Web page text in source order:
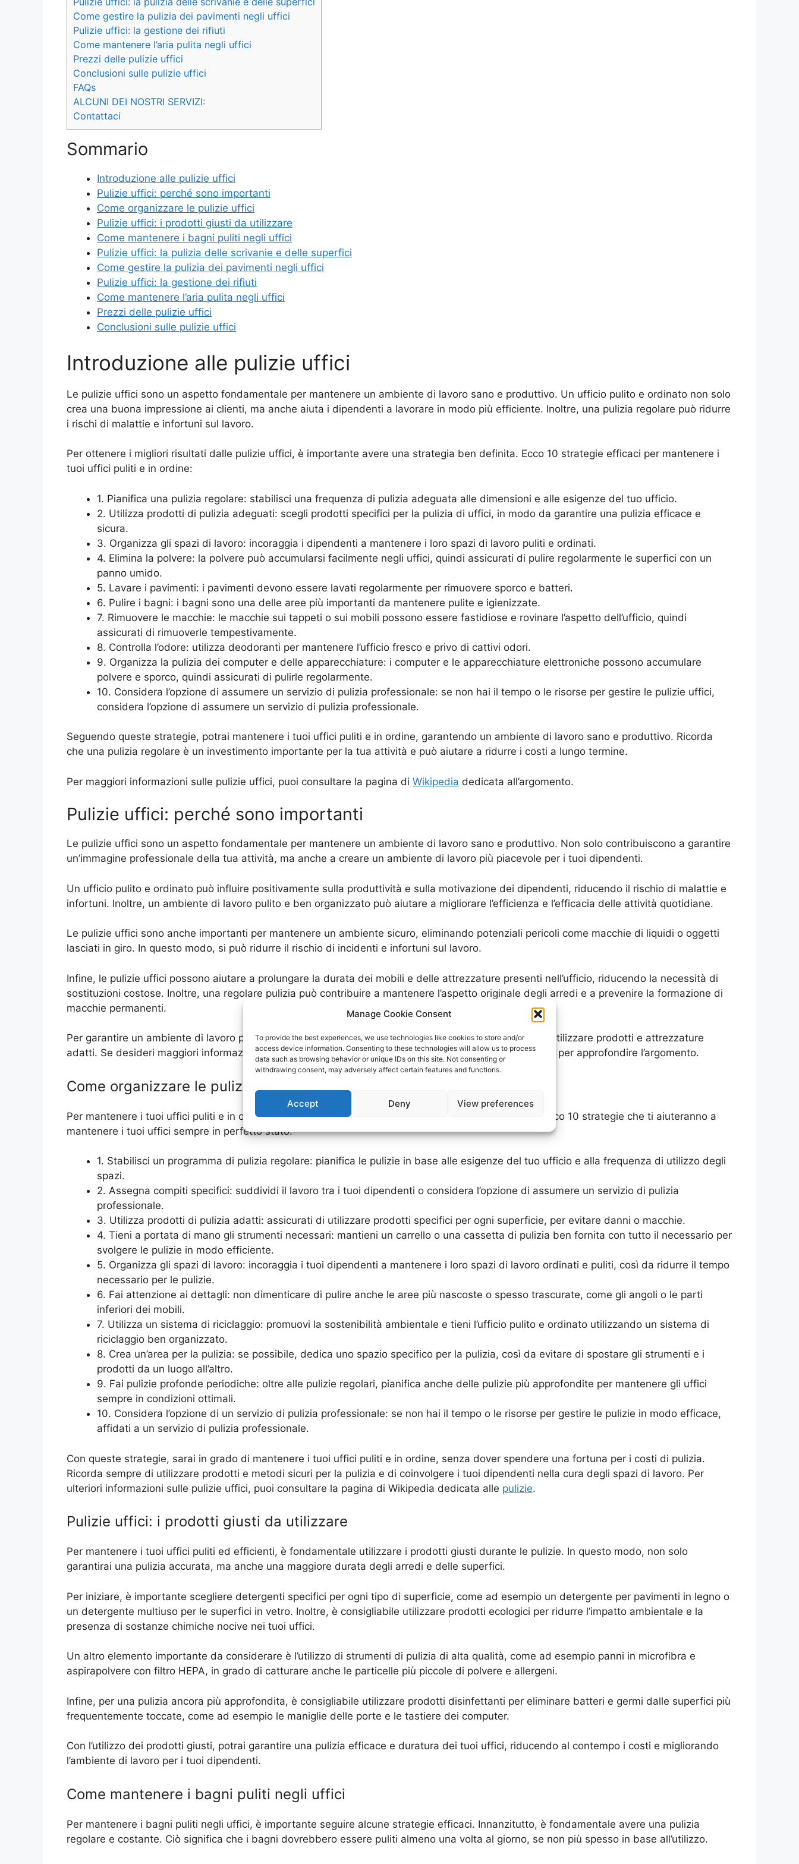
Manage Cookie Consent
To provide the best experiences, we use technologies like cookies to store and/or
access device information. Consenting to these technologies will allow us to process
data such as browsing behavior or unique IDs on this site. Not consenting or
withdrawing consent, may adversely affect certain features and functions.
Accept Deny View preferences
Come gestire la pulizia dei pavimenti negli uffici
Pulizie uffici: la gestione dei rifiuti
Come mantenere l’aria pulita negli uffici
Prezzi delle pulizie uffici
Conclusioni sulle pulizie uffici
FAQs
ALCUNI DEI NOSTRI SERVIZI:
Contattaci
Sommario
Introduzione alle pulizie uffici
Pulizie uffici: perché sono importanti
Come organizzare le pulizie uffici
Pulizie uffici: i prodotti giusti da utilizzare
Come mantenere i bagni puliti negli uffici
Pulizie uffici: la pulizia delle scrivanie e delle superfici
Come gestire la pulizia dei pavimenti negli uffici
Pulizie uffici: la gestione dei rifiuti
Come mantenere l’aria pulita negli uffici
Prezzi delle pulizie uffici
Conclusioni sulle pulizie uffici
Introduzione alle pulizie uffici
Le pulizie uffici sono un aspetto fondamentale per mantenere un ambiente di lavoro sano e produttivo. Un ufficio pulito e ordinato non solo
crea una buona impressione ai clienti, ma anche aiuta i dipendenti a lavorare in modo più efficiente. Inoltre, una pulizia regolare può ridurre
i rischi di malattie e infortuni sul lavoro.
Per ottenere i migliori risultati dalle pulizie uffici, è importante avere una strategia ben definita. Ecco 10 strategie efficaci per mantenere i
tuoi uffici puliti e in ordine:
1. Pianifica una pulizia regolare: stabilisci una frequenza di pulizia adeguata alle dimensioni e alle esigenze del tuo ufficio.
2. Utilizza prodotti di pulizia adeguati: scegli prodotti specifici per la pulizia di uffici, in modo da garantire una pulizia efficace e
sicura.
3. Organizza gli spazi di lavoro: incoraggia i dipendenti a mantenere i loro spazi di lavoro puliti e ordinati.
4. Elimina la polvere: la polvere può accumularsi facilmente negli uffici, quindi assicurati di pulire regolarmente le superfici con un
panno umido.
5. Lavare i pavimenti: i pavimenti devono essere lavati regolarmente per rimuovere sporco e batteri.
6. Pulire i bagni: i bagni sono una delle aree più importanti da mantenere pulite e igienizzate.
7. Rimuovere le macchie: le macchie sui tappeti o sui mobili possono essere fastidiose e rovinare l’aspetto dell’ufficio, quindi
assicurati di rimuoverle tempestivamente.
8. Controlla l’odore: utilizza deodoranti per mantenere l’ufficio fresco e privo di cattivi odori.
9. Organizza la pulizia dei computer e delle apparecchiature: i computer e le apparecchiature elettroniche possono accumulare
polvere e sporco, quindi assicurati di pulirle regolarmente.
10. Considera l’opzione di assumere un servizio di pulizia professionale: se non hai il tempo o le risorse per gestire le pulizie uffici,
considera l’opzione di assumere un servizio di pulizia professionale.
Seguendo queste strategie, potrai mantenere i tuoi uffici puliti e in ordine, garantendo un ambiente di lavoro sano e produttivo. Ricorda
che una pulizia regolare è un investimento importante per la tua attività e può aiutare a ridurre i costi a lungo termine.
Per maggiori informazioni sulle pulizie uffici, puoi consultare la pagina di Wikipedia dedicata all’argomento.
Pulizie uffici: perché sono importanti
Le pulizie uffici sono un aspetto fondamentale per mantenere un ambiente di lavoro sano e produttivo. Non solo contribuiscono a garantire
un’immagine professionale della tua attività, ma anche a creare un ambiente di lavoro più piacevole per i tuoi dipendenti.
Un ufficio pulito e ordinato può influire positivamente sulla produttività e sulla motivazione dei dipendenti, riducendo il rischio di malattie e
infortuni. Inoltre, un ambiente di lavoro pulito e ben organizzato può aiutare a migliorare l’efficienza e l’efficacia delle attività quotidiane.
Le pulizie uffici sono anche importanti per mantenere un ambiente sicuro, eliminando potenziali pericoli come macchie di liquidi o oggetti
lasciati in giro. In questo modo, si può ridurre il rischio di incidenti e infortuni sul lavoro.
Infine, le pulizie uffici possono aiutare a prolungare la durata dei mobili e delle attrezzature presenti nell’ufficio, riducendo la necessità di
sostituzioni costose. Inoltre, una regolare pulizia può contribuire a mantenere l’aspetto originale degli arredi e a prevenire la formazione di
macchie permanenti.
Per garantire un ambiente di lavoro pulito e sicuro, è importante affidarsi a professionisti qualificati e utilizzare prodotti e attrezzature
adatti. Se desideri maggiori informazioni sulle pulizie uffici, puoi consultare la voce di WikipediaPulizia per approfondire l’argomento.
Come organizzare le pulizie uffici
Per mantenere i tuoi uffici puliti e in ordine, è fondamentale organizzare le pulizie in modo efficace. Ecco 10 strategie che ti aiuteranno a
mantenere i tuoi uffici sempre in perfetto stato.
1. Stabilisci un programma di pulizia regolare: pianifica le pulizie in base alle esigenze del tuo ufficio e alla frequenza di utilizzo degli
spazi.
2. Assegna compiti specifici: suddividi il lavoro tra i tuoi dipendenti o considera l’opzione di assumere un servizio di pulizia
professionale.
3. Utilizza prodotti di pulizia adatti: assicurati di utilizzare prodotti specifici per ogni superficie, per evitare danni o macchie.
4. Tieni a portata di mano gli strumenti necessari: mantieni un carrello o una cassetta di pulizia ben fornita con tutto il necessario per
svolgere le pulizie in modo efficiente.
5. Organizza gli spazi di lavoro: incoraggia i tuoi dipendenti a mantenere i loro spazi di lavoro ordinati e puliti, così da ridurre il tempo
necessario per le pulizie.
6. Fai attenzione ai dettagli: non dimenticare di pulire anche le aree più nascoste o spesso trascurate, come gli angoli o le parti
inferiori dei mobili.
7. Utilizza un sistema di riciclaggio: promuovi la sostenibilità ambientale e tieni l’ufficio pulito e ordinato utilizzando un sistema di
riciclaggio ben organizzato.
8. Crea un’area per la pulizia: se possibile, dedica uno spazio specifico per la pulizia, così da evitare di spostare gli strumenti e i
prodotti da un luogo all’altro.
9. Fai pulizie profonde periodiche: oltre alle pulizie regolari, pianifica anche delle pulizie più approfondite per mantenere gli uffici
sempre in condizioni ottimali.
10. Considera l’opzione di un servizio di pulizia professionale: se non hai il tempo o le risorse per gestire le pulizie in modo efficace,
affidati a un servizio di pulizia professionale.
Con queste strategie, sarai in grado di mantenere i tuoi uffici puliti e in ordine, senza dover spendere una fortuna per i costi di pulizia.
Ricorda sempre di utilizzare prodotti e metodi sicuri per la pulizia e di coinvolgere i tuoi dipendenti nella cura degli spazi di lavoro. Per
ulteriori informazioni sulle pulizie uffici, puoi consultare la pagina di Wikipedia dedicata alle pulizie.
Pulizie uffici: i prodotti giusti da utilizzare
Per mantenere i tuoi uffici puliti ed efficienti, è fondamentale utilizzare i prodotti giusti durante le pulizie. In questo modo, non solo
garantirai una pulizia accurata, ma anche una maggiore durata degli arredi e delle superfici.
Per iniziare, è importante scegliere detergenti specifici per ogni tipo di superficie, come ad esempio un detergente per pavimenti in legno o
un detergente multiuso per le superfici in vetro. Inoltre, è consigliabile utilizzare prodotti ecologici per ridurre l’impatto ambientale e la
presenza di sostanze chimiche nocive nei tuoi uffici.
Un altro elemento importante da considerare è l’utilizzo di strumenti di pulizia di alta qualità, come ad esempio panni in microfibra e
aspirapolvere con filtro HEPA, in grado di catturare anche le particelle più piccole di polvere e allergeni.
Infine, per una pulizia ancora più approfondita, è consigliabile utilizzare prodotti disinfettanti per eliminare batteri e germi dalle superfici più
frequentemente toccate, come ad esempio le maniglie delle porte e le tastiere dei computer.
Con l’utilizzo dei prodotti giusti, potrai garantire una pulizia efficace e duratura dei tuoi uffici, riducendo al contempo i costi e migliorando
l’ambiente di lavoro per i tuoi dipendenti.
Come mantenere i bagni puliti negli uffici
Per mantenere i bagni puliti negli uffici, è importante seguire alcune strategie efficaci. Innanzitutto, è fondamentale avere una pulizia
regolare e costante. Ciò significa che i bagni dovrebbero essere puliti almeno una volta al giorno, se non più spesso in base all’utilizzo.